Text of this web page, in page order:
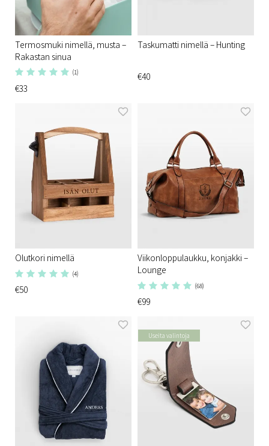
Termosmuki nimellä, musta –
Rakastan sinua
(1)
€33
Taskumatti nimellä – Hunting
€40
Olutkori nimellä
(4)
€50
Viikonloppulaukku, konjakki –
Lounge
(68)
€99
Useita valintoja